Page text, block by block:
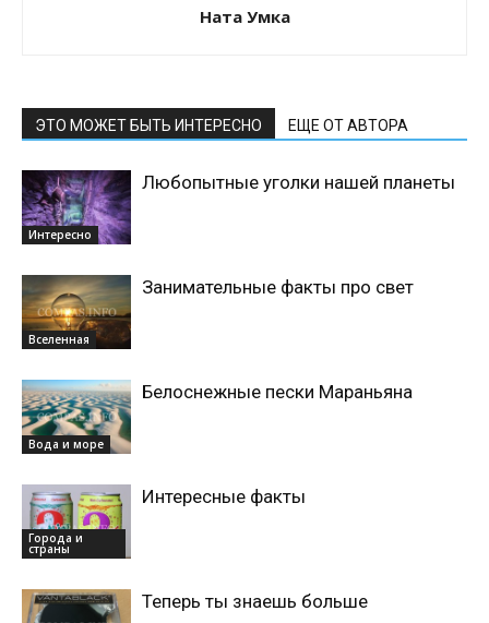
Ната Умка
ЭТО МОЖЕТ БЫТЬ ИНТЕРЕСНО ЕЩЕ ОТ АВТОРА
Интересно
Любопытные уголки нашей планеты
Вселенная
Занимательные факты про свет
Вода и море
Белоснежные пески Мараньяна
Города и
страны
Интересные факты
Теперь ты знаешь больше